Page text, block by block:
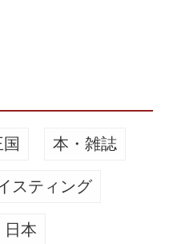
本・雑誌
スティング
日本